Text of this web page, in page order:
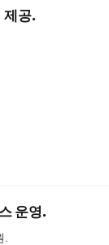
제공.
운영.
.